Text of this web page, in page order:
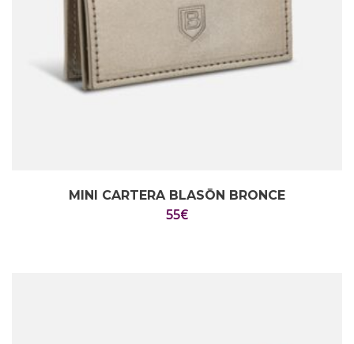
MINI CARTERA BLASŌN BRONCE
55€